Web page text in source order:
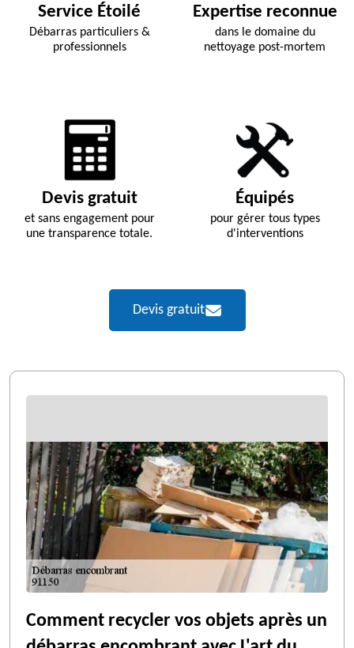
Service Étoilé
Débarras particuliers &
professionnels
Expertise reconnue
dans le domaine du
nettoyage post-mortem
Devis gratuit
et sans engagement pour
une transparence totale.
Équipés
pour gérer tous types
d'interventions
Devis gratuit
Comment recycler vos objets après un